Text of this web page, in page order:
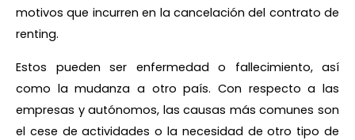
motivos que incurren en la cancelación del contrato de
renting.
Estos pueden ser enfermedad o fallecimiento, así
como la mudanza a otro país. Con respecto a las
empresas y autónomos, las causas más comunes son
el cese de actividades o la necesidad de otro tipo de